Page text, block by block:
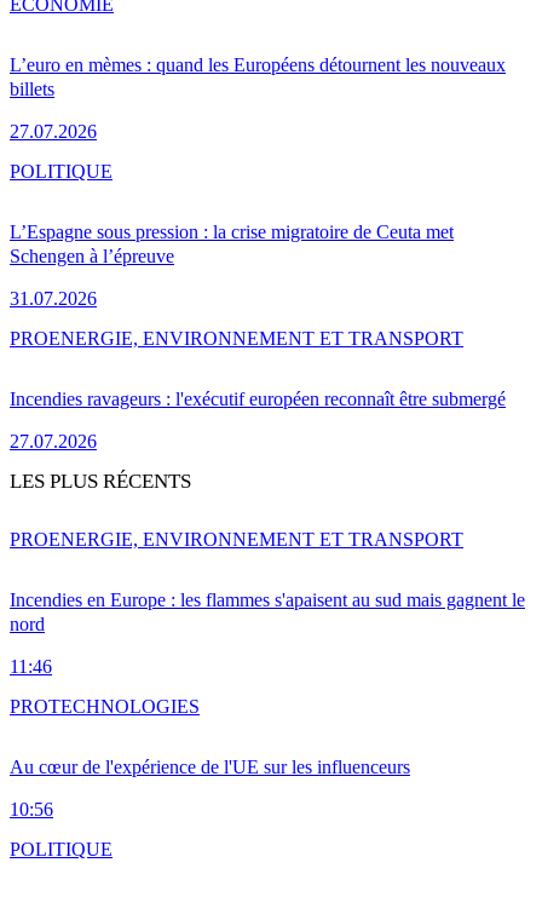
L’euro en mèmes : quand les Européens détournent les nouveaux
billets
27.07.2026
L’Espagne sous pression : la crise migratoire de Ceuta met
Schengen à l’épreuve
31.07.2026
POLITIQUE
Incendies ravageurs : l'exécutif européen reconnaît être submergé
27.07.2026
PROENERGIE, ENVIRONNEMENT ET TRANSPORT
LES PLUS RÉCENTS
Incendies en Europe : les flammes s'apaisent au sud mais gagnent le
nord
11:46
PROENERGIE, ENVIRONNEMENT ET TRANSPORT
Au cœur de l'expérience de l'UE sur les influenceurs
10:56
PROTECHNOLOGIES
POLITIQUE